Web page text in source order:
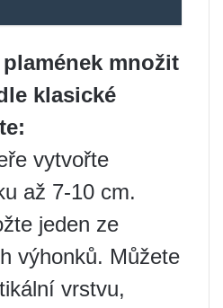
množit
klasické
vytvořte
až 7-10 cm.
jeden ze
výhonků. Můžete
vrstvu,